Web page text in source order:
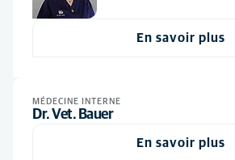
Imagerie médicale
Neurologie
En savoir plus
MÉDECINE INTERNE
Dr. Vet. Bauer
En savoir plus